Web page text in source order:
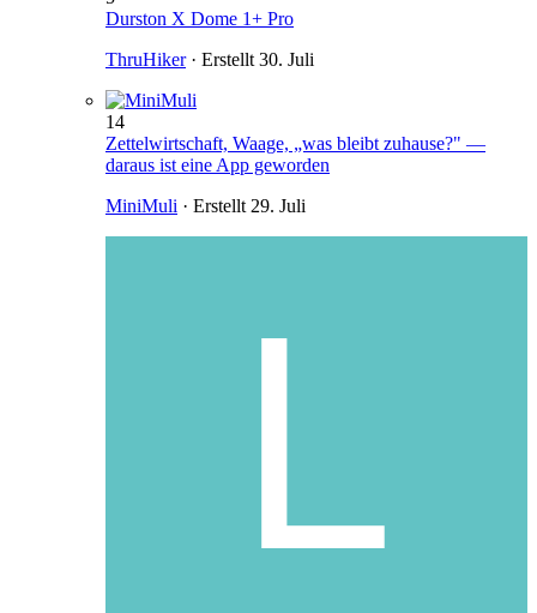
Durston X Dome 1+ Pro
ThruHiker· Erstellt 30. Juli
14
Zettelwirtschaft, Waage, „was bleibt zuhause?" —
daraus ist eine App geworden
MiniMuli · Erstellt 29. Juli